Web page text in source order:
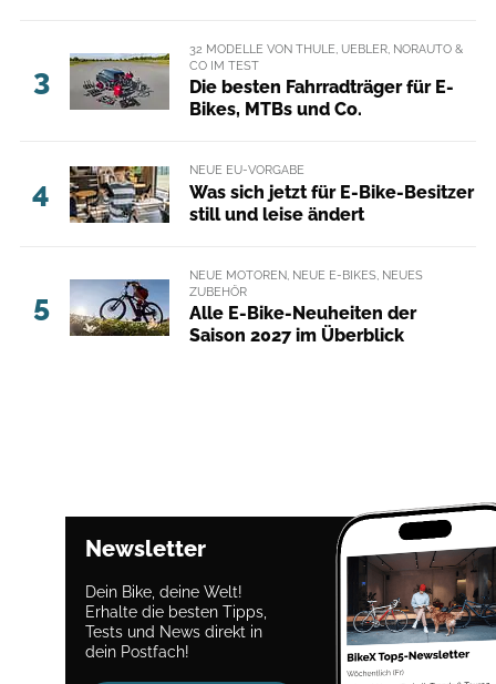
3
32 MODELLE VON THULE, UEBLER, NORAUTO &
CO IM TEST
Die besten Fahrradträger für E-
Bikes, MTBs und Co.
4
NEUE EU-VORGABE
Was sich jetzt für E-Bike-Besitzer
still und leise ändert
5
NEUE MOTOREN, NEUE E-BIKES, NEUES
ZUBEHÖR
Alle E-Bike-Neuheiten der
Saison 2027 im Überblick
Newsletter
Dein Bike, deine Welt!
Erhalte die besten Tipps,
Tests und News direkt in
dein Postfach!